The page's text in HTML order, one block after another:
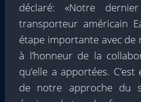
déclaré: «Notre
transporteur américain
étape importante avec de
à l’honneur de la
qu’elle a apportées.
de notre approche du